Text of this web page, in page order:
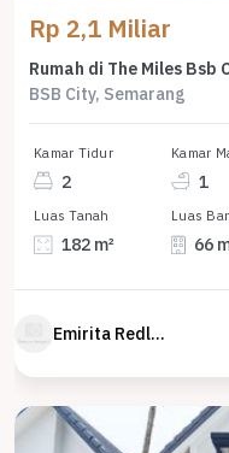
Rp 2,1 Miliar
Rumah di The Miles Bsb
BSB City, Semarang
Kamar Tidur
2
Kamar
1
Luas Tanah
182 m²
Luas
66
Emirita Redland